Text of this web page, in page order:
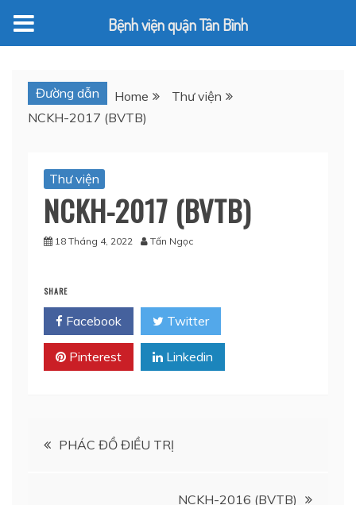
contentĐường dẫn Home
Thư viện
NCKH-2017 (BVTB)
Thư viện
NCKH-2017 (BVTB)
18 Tháng 4, 2022 Tấn Ngọc
SHARE
Facebook Twitter
Pinterest Linkedin
ĐiềuPHÁC ĐỒ ĐIỀU TRỊ
NCKH-2016 (BVTB)
Bệnh viện quận Tân Bình